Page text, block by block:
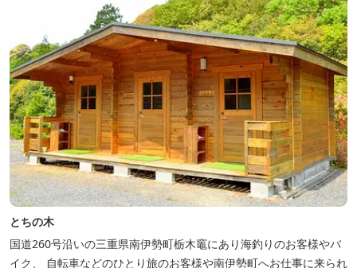
とちの木
国道260号沿いの三重県南伊勢町栃木竈にあり海釣りのお客様やバ
イク、 自転車などのひとり旅のお客様や南伊勢町へお仕事に来られ